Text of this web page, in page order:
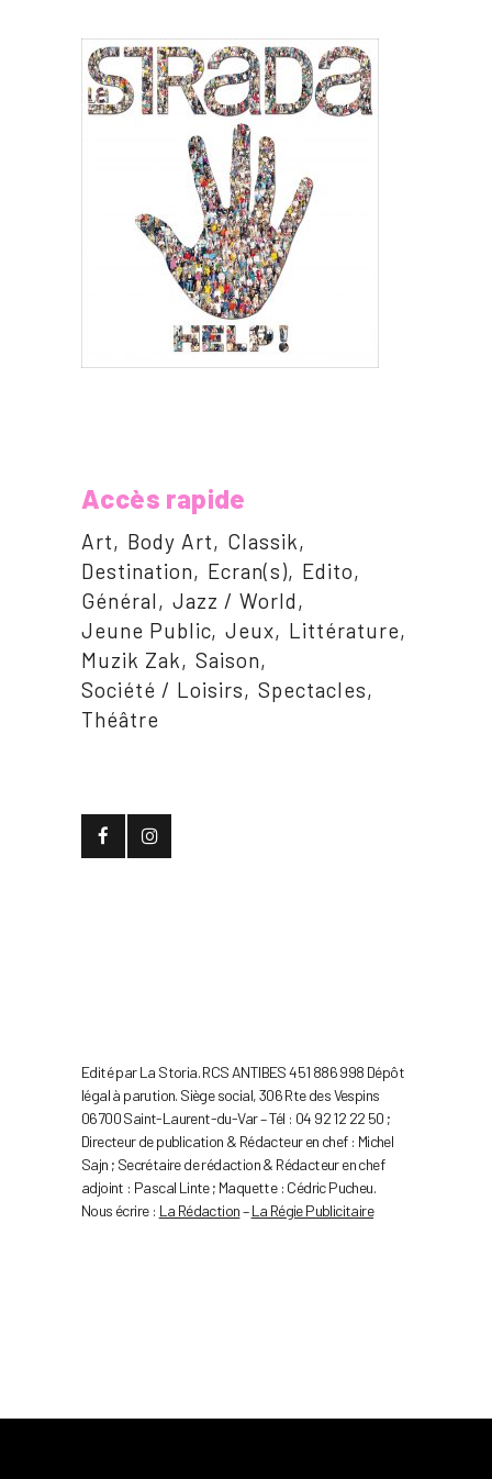
Accès rapide
Art Body Art
Classik
Destination
Ecran(s)
Edito
Général
Jazz / World
Jeune Public Jeux
Littérature
Muzik Zak
Saison
Société / Loisirs
Spectacles
Théâtre
Edité par La Storia. RCS ANTIBES 451 886 998 Dépôt
légal à parution. Siège social, 306 Rte des Vespins
06700 Saint-Laurent-du-Var – Tél : 04 92 12 22 50 ;
Directeur de publication & Rédacteur en chef : Michel
Sajn ; Secrétaire de rédaction & Rédacteur en chef
adjoint : Pascal Linte ; Maquette : Cédric Pucheu.
Nous écrire : La Rédaction–La Régie Publicitaire